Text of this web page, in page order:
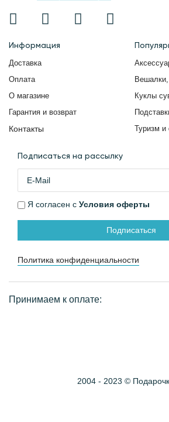
Информация
Доставка
Оплата
О магазине
Гарантия и возврат
Контакты
Куклы
Туризм и
Подписаться на рассылку
Я согласен с Условия оферты
Подписаться
Политика конфиденциальности
Принимаем к оплате:
2004 - 2023 ©